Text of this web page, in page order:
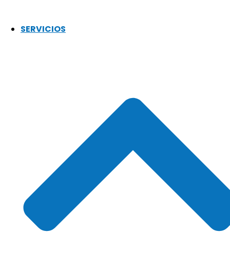
SERVICIOS